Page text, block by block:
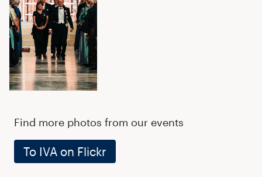
Find more photos from our events
To IVA on Flickr